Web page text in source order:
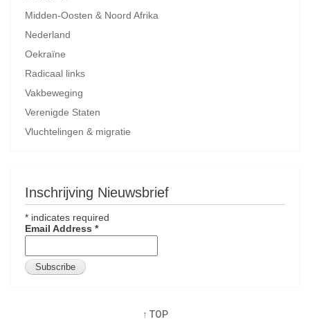
Midden-Oosten & Noord Afrika
Nederland
Oekraïne
Radicaal links
Vakbeweging
Verenigde Staten
Vluchtelingen & migratie
Inschrijving Nieuwsbrief
* indicates required
Email Address *
↑ TOP